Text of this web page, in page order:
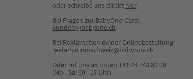
oder schreibe uns direkt hier.
Bei Fragen zur BabyOne-Card:
kunden@babyone.ch
Bei Reklamation deiner Onlinebestellung:
reklamation-schweiz@babyone.ch
Oder ruf uns an unter:+41 44 743 80 09
(Mo - Sa: 09 - 17 Uhr)